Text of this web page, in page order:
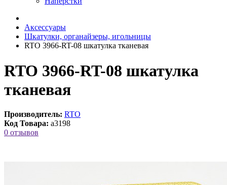
Аксессуары
Шкатулки, органайзеры, игольницы
RTO 3966-RT-08 шкатулка тканевая
RTO 3966-RT-08 шкатулка
тканевая
Производитель: RTO
Код Товара: a3198
0 отзывов